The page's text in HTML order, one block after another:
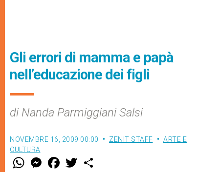
Gli errori di mamma e papà
nell’educazione dei figli
di Nanda Parmiggiani Salsi
NOVEMBRE 16, 2009 00:00 ZENIT STAFF
ARTE E
CULTURA
W M
e
F
a w